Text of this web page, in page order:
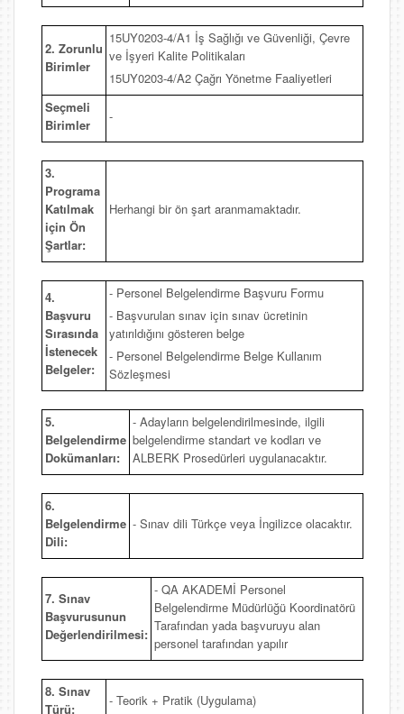
2. Zorunlu
Birimler
15UY0203-4/A1 İş Sağlığı ve Güvenliği, Çevre
ve İşyeri Kalite Politikaları
15UY0203-4/A2 Çağrı Yönetme Faaliyetleri
Seçmeli
Birimler
-
3.
Programa
Katılmak
için Ön
Şartlar:
Herhangi bir ön şart aranmamaktadır.
4.
Başvuru
Sırasında
İstenecek
Belgeler:
- Personel Belgelendirme Başvuru Formu
- Başvurulan sınav için sınav ücretinin
yatırıldığını gösteren belge
- Personel Belgelendirme Belge Kullanım
Sözleşmesi
5.
Belgelendirme
Dokümanları:
- Adayların belgelendirilmesinde, ilgili
belgelendirme standart ve kodları ve
ALBERK Prosedürleri uygulanacaktır.
6.
Belgelendirme
Dili:
- Sınav dili Türkçe veya İngilizce olacaktır.
7. Sınav
Başvurusunun
Değerlendirilmesi:
- QA AKADEMİ Personel
Belgelendirme Müdürlüğü Koordinatörü
Tarafından yada başvuruyu alan
personel tarafından yapılır
8. Sınav
Türü:
- Teorik + Pratik (Uygulama)